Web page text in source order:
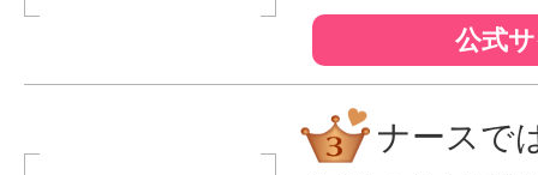
公式
ナースで